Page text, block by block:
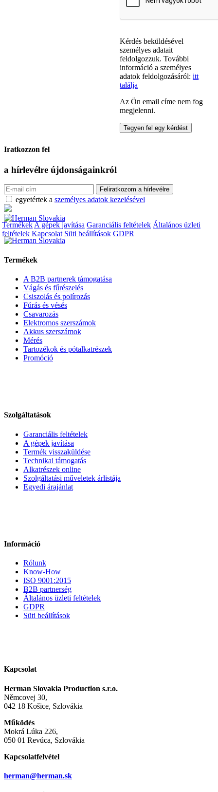
Kérdés beküldésével
személyes adatait
feldolgozzuk. További
információ a személyes
adatok feldolgozásáról:itt
találja
Az Ön email címe nem fog
megjelenni.
Iratkozzon fel
a hírlevélre újdonságainkról
egyetértek a személyes adatok kezelésével
TermékekA gépek javítása Garanciális feltételek Általános üzleti
feltételek Kapcsolat Süti beállítások GDPR
Termékek
A B2B partnerek támogatása
Vágás és fűrészelés
Csiszolás és polírozás
Fúrás és vésés
Csavarozás
Elektromos szerszámok
Akkus szerszámok
Mérés
Tartozékok és pótalkatrészek
Promóció
Szolgáltatások
Garanciális feltételek
A gépek javítása
Termék visszaküldése
Technikai támogatás
Alkatrészek online
Szolgáltatási műveletek árlistája
Egyedi árajánlat
Információ
Rólunk
Know-How
ISO 9001:2015
B2B partnerség
Általános üzleti feltételek
GDPR
Süti beállítások
Kapcsolat
Herman Slovakia Production s.r.o.
Němcovej 30,
042 18 Košice, Szlovákia
Működés
Mokrá Lúka 226,
050 01 Revúca, Szlovákia
Kapcsolatfelvétel
herman@herman.sk